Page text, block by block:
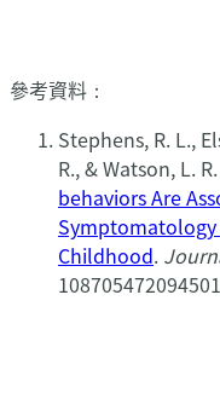
參考資料：
Stephens, R. L.,
R., & Watson, L.
behaviors Are
Symptomatology
Childhood.